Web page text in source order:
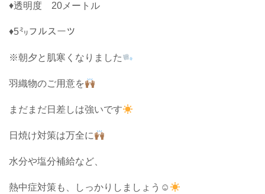
♦透明度 20メートル
♦5㍉フルスーツ
※朝夕と肌寒くなりました
羽織物のご用意を
まだまだ日差しは強いです
日焼け対策は万全に
水分や塩分補給など、
熱中症対策も、しっかりしましょう☺︎